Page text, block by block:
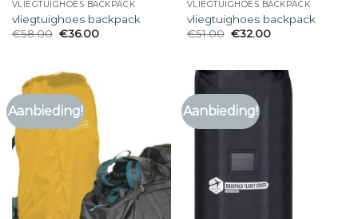
VLIEGTUIGHOES BACKPACK
vliegtuighoes backpack
€58.00 €36.00
VLIEGTUIGHOES BACKPACK
vliegtuighoes backpack
€51.00 €32.00
Aanbieding! Aanbieding!